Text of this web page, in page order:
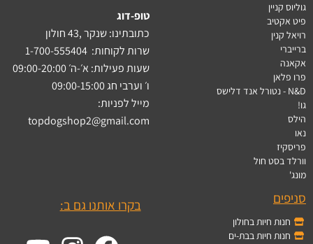
גוליוס קניין
פיט אקטיב
רויאל קנין
ברייברי
אקאנה
פרו פלאן
N&D - נטורל אנד דלישס
גו!
הילס
נאו
פריסקיז
וורלד בסט חול
מונג'
טופ-דוג
כתובתינו: שנקר ,43 חולון
שרות לקוחות: 1-700-555404
שעות פעילות: א׳-ה׳ 09:00-20:00
ו׳ וערבי חג 09:00-15:00
מייל לפניות:
topdogshop2@gmail.com
סניפים
חנות חיות בחולון
חנות חיות בבת-ים
בקרו אותנו גם ב: